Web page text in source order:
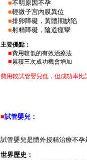
■不明原因不孕
■輕微子宮內膜異位
■排卵障礙，黃體期缺陷
■射精障礙，陰道痙攣
主要優點：
■費用較低的有效治療法
■累積三次成功機會增加
費用較試管嬰兒低，但成功率比
■試管嬰兒：
試管嬰兒是體外授精治療不孕
世界歷史：